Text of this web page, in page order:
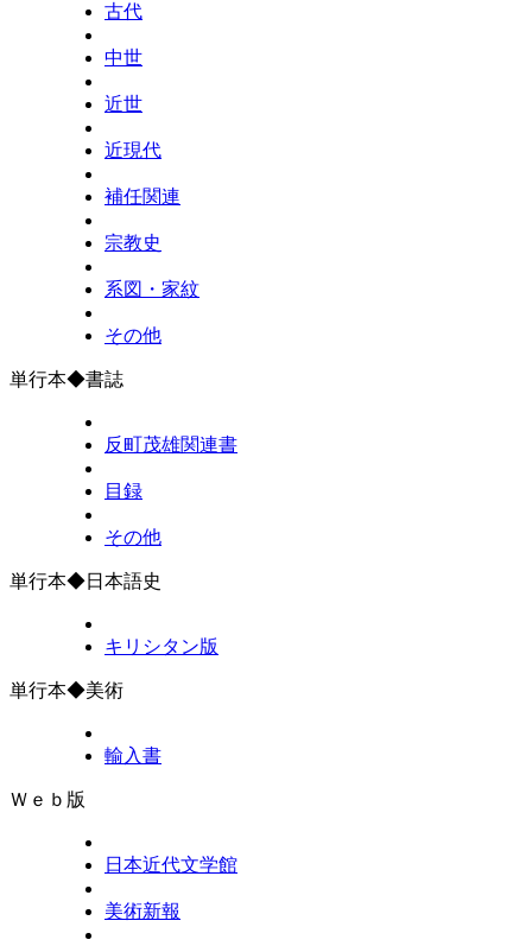
古代
中世
近世
近現代
補任関連
宗教史
系図・家紋
その他
単行本◆書誌
反町茂雄関連書
目録
その他
単行本◆日本語史
キリシタン版
単行本◆美術
輸入書
Ｗｅｂ版
日本近代文学館
美術新報